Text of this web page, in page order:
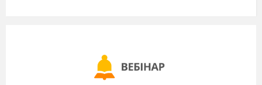
A) норм людської поведiнки
Б) риторичне поняття, що визначає